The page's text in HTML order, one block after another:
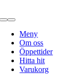
till
Toggle
Navigation
Meny
Om oss
Öppettider
Hitta hit
Varukorg